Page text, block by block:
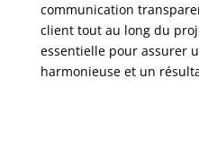
communication
client tout au long du
essentielle pour assurer
harmonieuse et un